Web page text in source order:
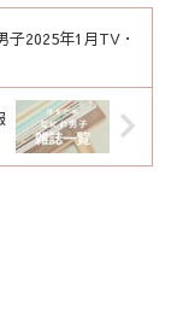
子2025年1月TV・